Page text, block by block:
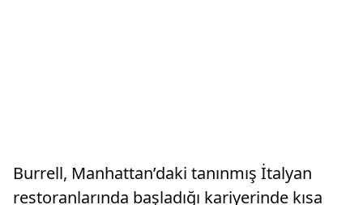
Burrell, Manhattan’daki tanınmış İtalyan
restoranlarında başladığı kariyerinde kısa